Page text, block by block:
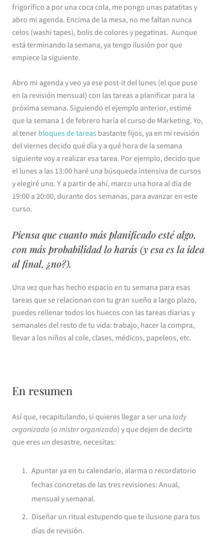
frigorífico a por una coca cola, me pongo unas patatitas y
abro mi agenda. Encima de la mesa, no me faltan nunca
celos (washi tapes), bolis de colores y pegatinas. Aunque
está terminando la semana, ya tengo ilusión por que
empiece la siguiente.
Abro mi agenda y veo ya ese post-it del lunes (el que puse
en la revisión mensual) con las tareas a planificar para la
próxima semana. Siguiendo el ejemplo anterior, estimé
que la semana 1 de febrero haría el curso de Marketing. Yo,
al tener bloques de tareas bastante fijos, ya en mi revisión
del viernes decido qué día y a qué hora de la semana
siguiente voy a realizar esa tarea. Por ejemplo, decido que
el lunes a las 13:00 haré una búsqueda intensiva de cursos
y elegiré uno. Y a partir de ahí, marco una hora al día de
19:00 a 20:00, durante dos semanas, para avanzar en este
curso.
Piensa que cuanto más planificado esté algo,
con más probabilidad lo harás (y esa es la idea
al final, ¿no?).
Una vez que has hecho espacio en tu semana para esas
tareas que se relacionan con tu gran sueño a largo plazo,
puedes rellenar todos los huecos con las tareas diarias y
semanales del resto de tu vida: trabajo, hacer la compra,
llevar a los niños al cole, clases, médicos, papeleos, etc.
En resumen
Así que, recapitulando, si quieres llegar a ser una lady
organizada (o mister organizado) y que dejen de decirte
que eres un desastre, necesitas:
Apuntar ya en tu calendario, alarma o recordatorio
fechas concretas de las tres revisiones: Anual,
mensual y semanal.
Diseñar un ritual estupendo que te ilusione para tus
días de revisión.